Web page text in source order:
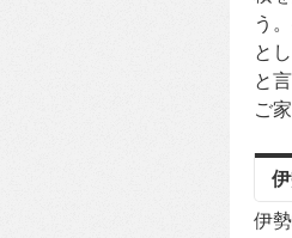
う
と
と
ご
伊